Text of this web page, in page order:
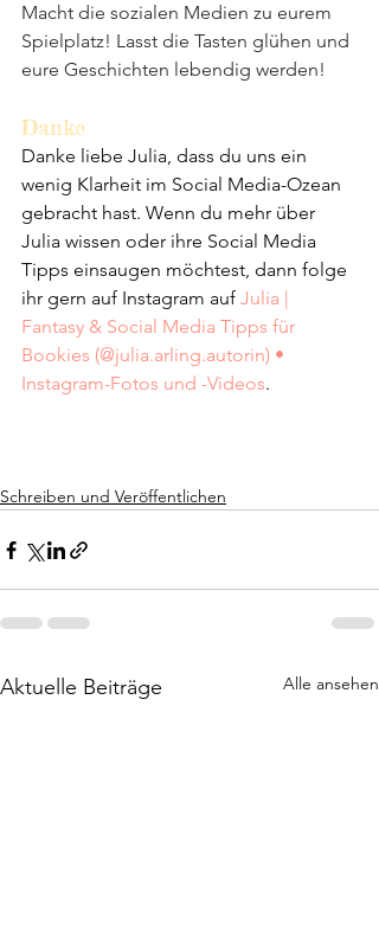
Macht die sozialen Medien zu eurem
Spielplatz! Lasst die Tasten glühen und
eure Geschichten lebendig werden!
Danke
Danke liebe Julia, dass du uns ein
wenig Klarheit im Social Media-Ozean
gebracht hast. Wenn du mehr über
Julia wissen oder ihre Social Media
Tipps einsaugen möchtest, dann folge
ihr gern auf Instagram auf Julia |
Fantasy & Social Media Tipps für
Bookies (@julia.arling.autorin) •
Instagram-Fotos und -Videos.
Schreiben und Veröffentlichen
Aktuelle Beiträge Alle ansehen